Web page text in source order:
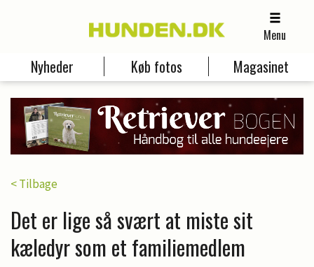
Menu
Nyheder Køb fotos Magasinet
< Tilbage
Det er lige så svært at miste sit
kæledyr som et familiemedlem